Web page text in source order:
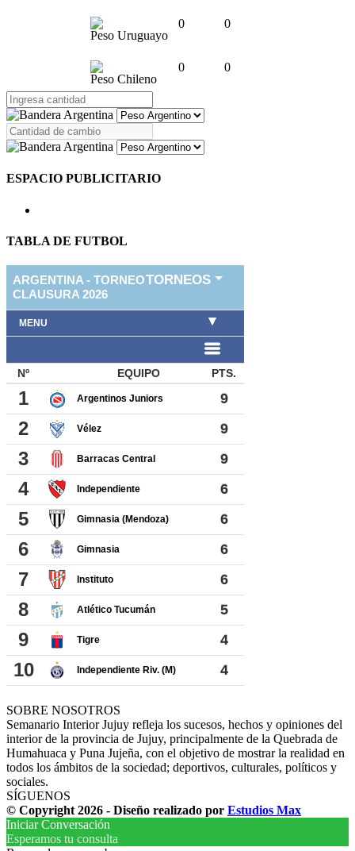
Peso Uruguayo
0 0
Peso Chileno
0 0
ESPACIO PUBLICITARIO
TABLA DE FUTBOL
SOBRE NOSOTROS
Semanario Interior Jujuy refleja los sucesos, hechos y opiniones del
interior de la provincia de Jujuy, principalmente de la Quebrada de
Humahuaca y Puna Jujeña, con el objetivo de mostrar la realidad en
todos los ámbitos de la sociedad; deportivos, culturales, políticos y
sociales.
SÍGUENOS
© Copyright 2026 - Diseño realizado por Estudios Max
Iniciar Conversación
Esperamos tu consulta